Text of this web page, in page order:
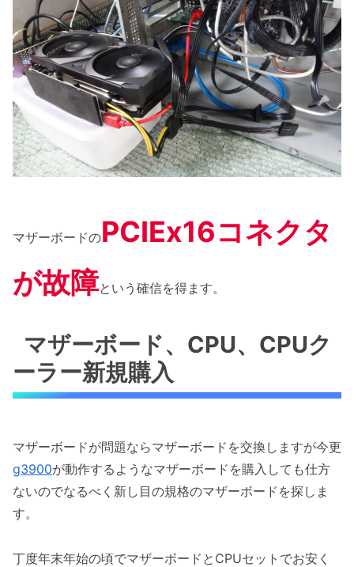
マザーボードのPCIEx16コネクタ
が故障という確信を得ます。
マザーボード、CPU、CPUク
ーラー新規購入
マザーボードが問題ならマザーボードを交換しますが今更
g3900が動作するようなマザーボードを購入しても仕方
ないのでなるべく新し目の規格のマザーボードを探しま
す。
丁度年末年始の頃でマザーボードとCPUセットでお安く